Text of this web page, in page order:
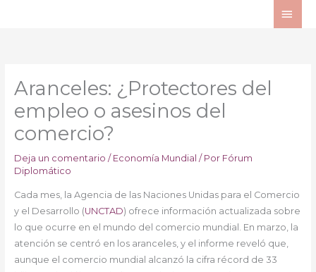
Aranceles: ¿Protectores del
empleo o asesinos del
comercio?
Deja un comentario / Economía Mundial / Por Fórum
Diplomático
Cada mes, la Agencia de las Naciones Unidas para el Comercio
y el Desarrollo (UNCTAD) ofrece información actualizada sobre
lo que ocurre en el mundo del comercio mundial. En marzo, la
atención se centró en los aranceles, y el informe reveló que,
aunque el comercio mundial alcanzó la cifra récord de 33